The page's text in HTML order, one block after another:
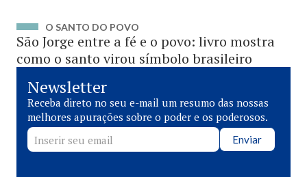
O SANTO DO POVO
São Jorge entre a fé e o povo: livro mostra
como o santo virou símbolo brasileiro
Newsletter
Receba direto no seu e-mail um resumo das nossas
melhores apurações sobre o poder e os poderosos.
Enviar